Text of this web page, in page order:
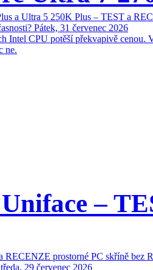
a Ultra 5 250K Plus – TEST a
Pátek, 31 červenec 2026
Intel CPU potěší překvapivě cenou.
ne.
–
RECENZE prostorné PC skříně bez
29 červenec 2026